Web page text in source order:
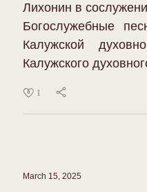
Лихонин в
Богослужебные
Калужской
Калужского
1
March 15, 2025